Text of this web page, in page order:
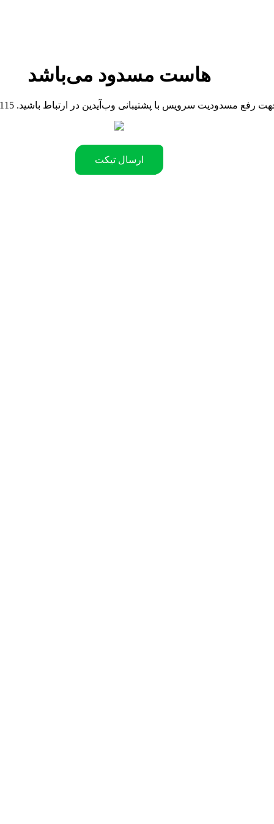
هاست مسدود می‌باشد
.جهت رفع مسدودیت سرویس با پشتیبانی وب‌آیدین در ارتباط باشید
ارسال تیکت